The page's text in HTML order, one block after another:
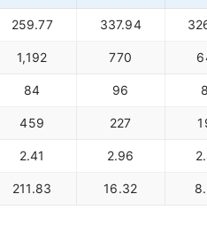
259.77 337.94
1,192 770
84 96
459 227
2.41 2.96
211.83 16.32